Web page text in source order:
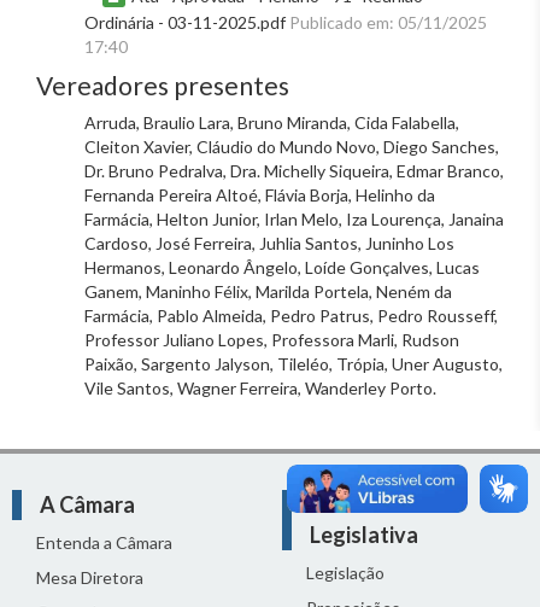
Ordinária - 03-11-2025.pdf Publicado em: 05/11/2025
17:40
Vereadores presentes
Arruda, Braulio Lara, Bruno Miranda, Cida Falabella,
Cleiton Xavier, Cláudio do Mundo Novo, Diego Sanches,
Dr. Bruno Pedralva, Dra. Michelly Siqueira, Edmar Branco,
Fernanda Pereira Altoé, Flávia Borja, Helinho da
Farmácia, Helton Junior, Irlan Melo, Iza Lourença, Janaina
Cardoso, José Ferreira, Juhlia Santos, Juninho Los
Hermanos, Leonardo Ângelo, Loíde Gonçalves, Lucas
Ganem, Maninho Félix, Marilda Portela, Neném da
Farmácia, Pablo Almeida, Pedro Patrus, Pedro Rousseff,
Professor Juliano Lopes, Professora Marli, Rudson
Paixão, Sargento Jalyson, Tileléo, Trópia, Uner Augusto,
Vile Santos, Wagner Ferreira, Wanderley Porto.
A Câmara
Entenda a Câmara
Mesa Diretora
Atividade
Legislativa
Legislação